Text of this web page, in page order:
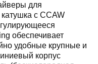
для
с CCAW
обеспечивает
удобные крупные и
корпус